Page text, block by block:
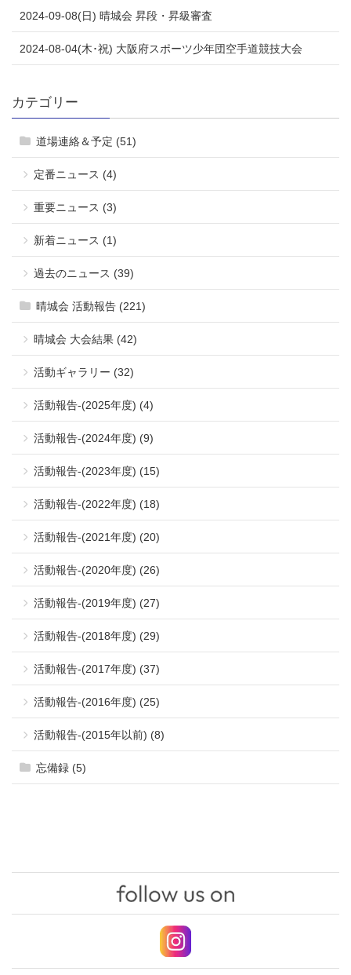
2024-09-08(日) 晴城会 昇段・昇級審査
2024-08-04(木･祝) 大阪府スポーツ少年団空手道競技大会
カテゴリー
道場連絡＆予定 (51)
定番ニュース (4)
重要ニュース (3)
新着ニュース (1)
過去のニュース (39)
晴城会 活動報告 (221)
晴城会 大会結果 (42)
活動ギャラリー (32)
活動報告-(2025年度) (4)
活動報告-(2024年度) (9)
活動報告-(2023年度) (15)
活動報告-(2022年度) (18)
活動報告-(2021年度) (20)
活動報告-(2020年度) (26)
活動報告-(2019年度) (27)
活動報告-(2018年度) (29)
活動報告-(2017年度) (37)
活動報告-(2016年度) (25)
活動報告-(2015年以前) (8)
忘備録 (5)